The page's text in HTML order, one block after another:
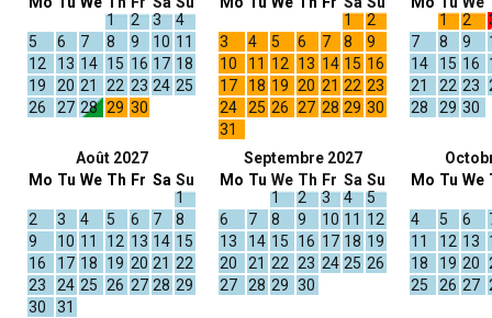
1
2
3
4
5
6 7 8 9 10 11
12
13 14 15 16 17 18
19
20 21 22 23 24 25
26
27 28 29 30
1
2
3
4 5 6 7 8
9
10
11 12 13 14 15 16
17
18 19 20 21 22 23
24
25 26 27 28 29 30
31
1
2
7
8 9
14
15 16
21
22 23
28
29 30
Août 2027
Mo Tu We Th Fr Sa Su
1
2
3 4 5 6 7
8
9
10 11 12 13 14 15
16
17 18 19 20 21 22
23
24 25 26 27 28 29
30
31
Septembre 2027
Mo Tu We
1
Th
2
Fr
3
Sa
4
Su
5
6
7 8 9 10 11 12
13
14 15 16 17 18 19
20
21 22 23 24 25 26
27
28 29 30
Mo Tu We
4 5 6
11
12 13
18
19 20
25
26 27